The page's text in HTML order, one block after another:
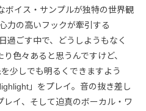
ボイス・サンプルが独特の世界観
力の高いフックが牽引する
過ごす中で、どうしようもなく
色々あると思うんですけど、
少しでも明るくできますよう
」をプレイ。音の抜き差し
イ、そして迫真のボーカル・ワ